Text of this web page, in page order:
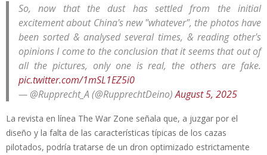
So, now that the dust has settled from the initial
excitement about China's new "whatever", the photos have
been sorted & analysed several times, & reading other's
opinions I come to the conclusion that it seems that out of
all the pictures, only one is real, the others are fake.
pic.twitter.com/1mSL1EZ5i0
— @Rupprecht_A (@RupprechtDeino)August 5, 2025
La revista en línea The War Zone señala que, a juzgar por el
diseño y la falta de las características típicas de los cazas
pilotados, podría tratarse de un dron optimizado estrictamente